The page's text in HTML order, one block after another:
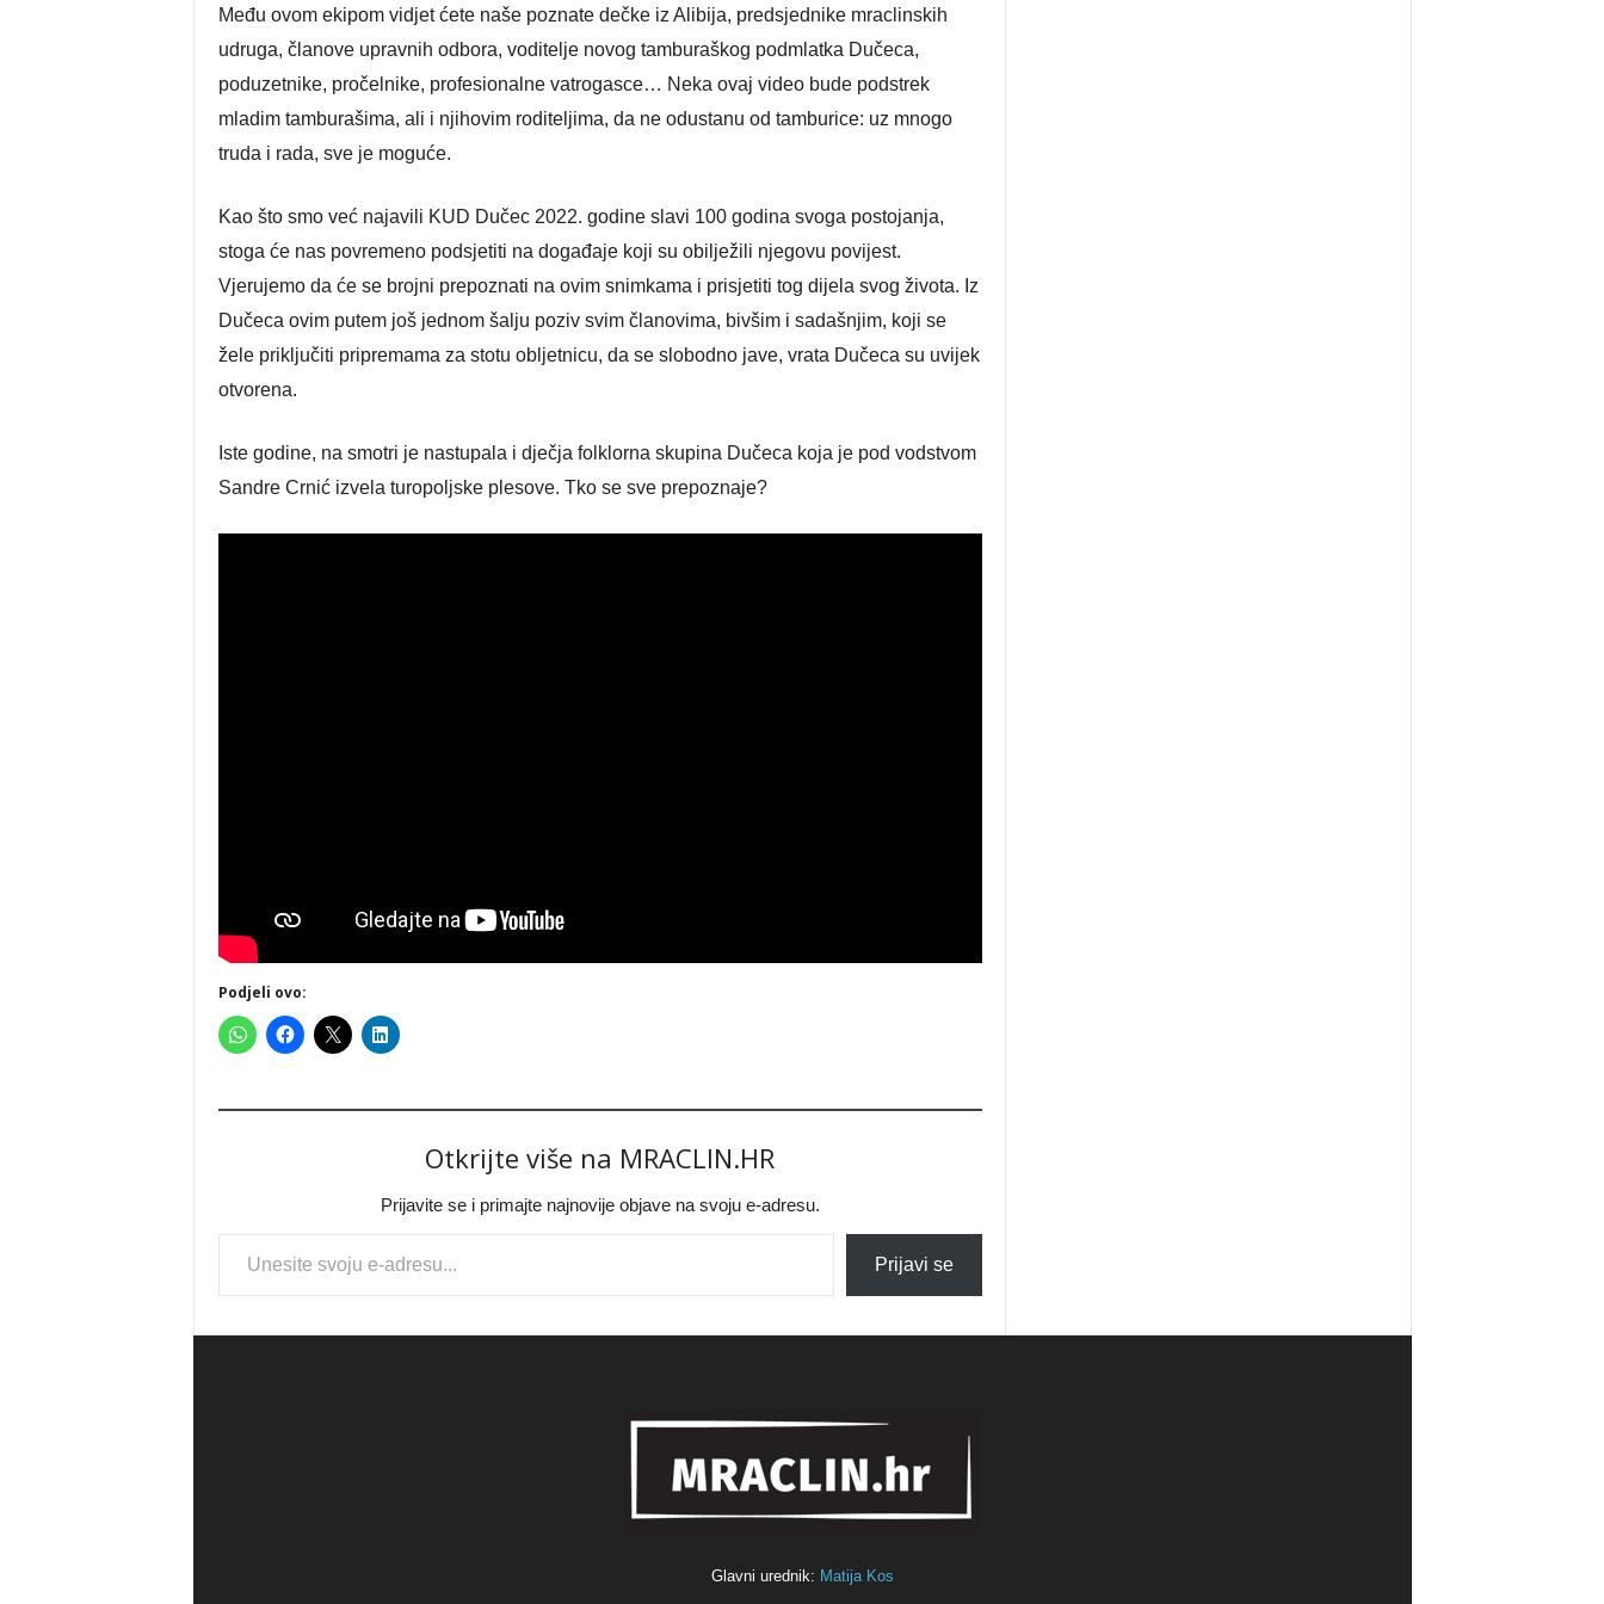
Među ovom ekipom vidjet ćete naše poznate dečke iz Alibija, predsjednike mraclinskih
udruga, članove upravnih odbora, voditelje novog tamburaškog podmlatka Dučeca,
poduzetnike, pročelnike, profesionalne vatrogasce… Neka ovaj video bude podstrek
mladim tamburašima, ali i njihovim roditeljima, da ne odustanu od tamburice: uz mnogo
truda i rada, sve je moguće.
Kao što smo već najavili KUD Dučec 2022. godine slavi 100 godina svoga postojanja,
stoga će nas povremeno podsjetiti na događaje koji su obilježili njegovu povijest.
Vjerujemo da će se brojni prepoznati na ovim snimkama i prisjetiti tog dijela svog života. Iz
Dučeca ovim putem još jednom šalju poziv svim članovima, bivšim i sadašnjim, koji se
žele priključiti pripremama za stotu obljetnicu, da se slobodno jave, vrata Dučeca su uvijek
otvorena.
Iste godine, na smotri je nastupala i dječja folklorna skupina Dučeca koja je pod vodstvom
Sandre Crnić izvela turopoljske plesove. Tko se sve prepoznaje?
Podjeli ovo:
Otkrijte više na MRACLIN.HR
Prijavite se i primajte najnovije objave na svoju e-adresu.
Type your email…
Prijavi se
Glavni urednik: Matija Kos